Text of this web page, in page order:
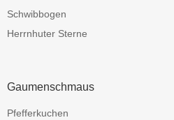
Schwibbogen
Herrnhuter Sterne
Gaumenschmaus
Pfefferkuchen